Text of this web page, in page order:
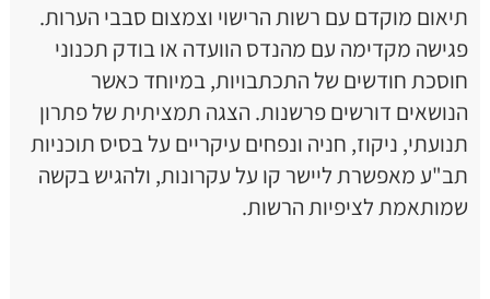
תיאום מוקדם עם רשות הרישוי וצמצום סבבי הערות.
פגישה מקדימה עם מהנדס הוועדה או בודק תכנוני
חוסכת חודשים של התכתבויות, במיוחד כאשר
הנושאים דורשים פרשנות. הצגה תמציתית של פתרון
תנועתי, ניקוז, חניה ונפחים עיקריים על בסיס תוכניות
תב"ע מאפשרת ליישר קו על עקרונות, ולהגיש בקשה
שמותאמת לציפיות הרשות.